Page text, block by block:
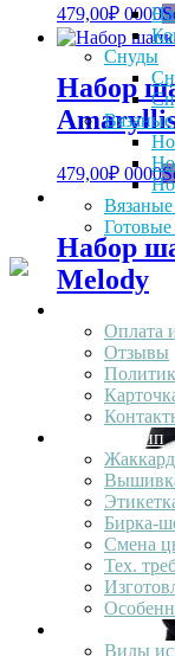
Снуды
Оплата
Отзывы
Ваш лолотип
Бирка-
Смена
Тех.
Виды
479,00₽ 0000
Набор
479,00₽ 0000
Набор
Melody
360,00₽–